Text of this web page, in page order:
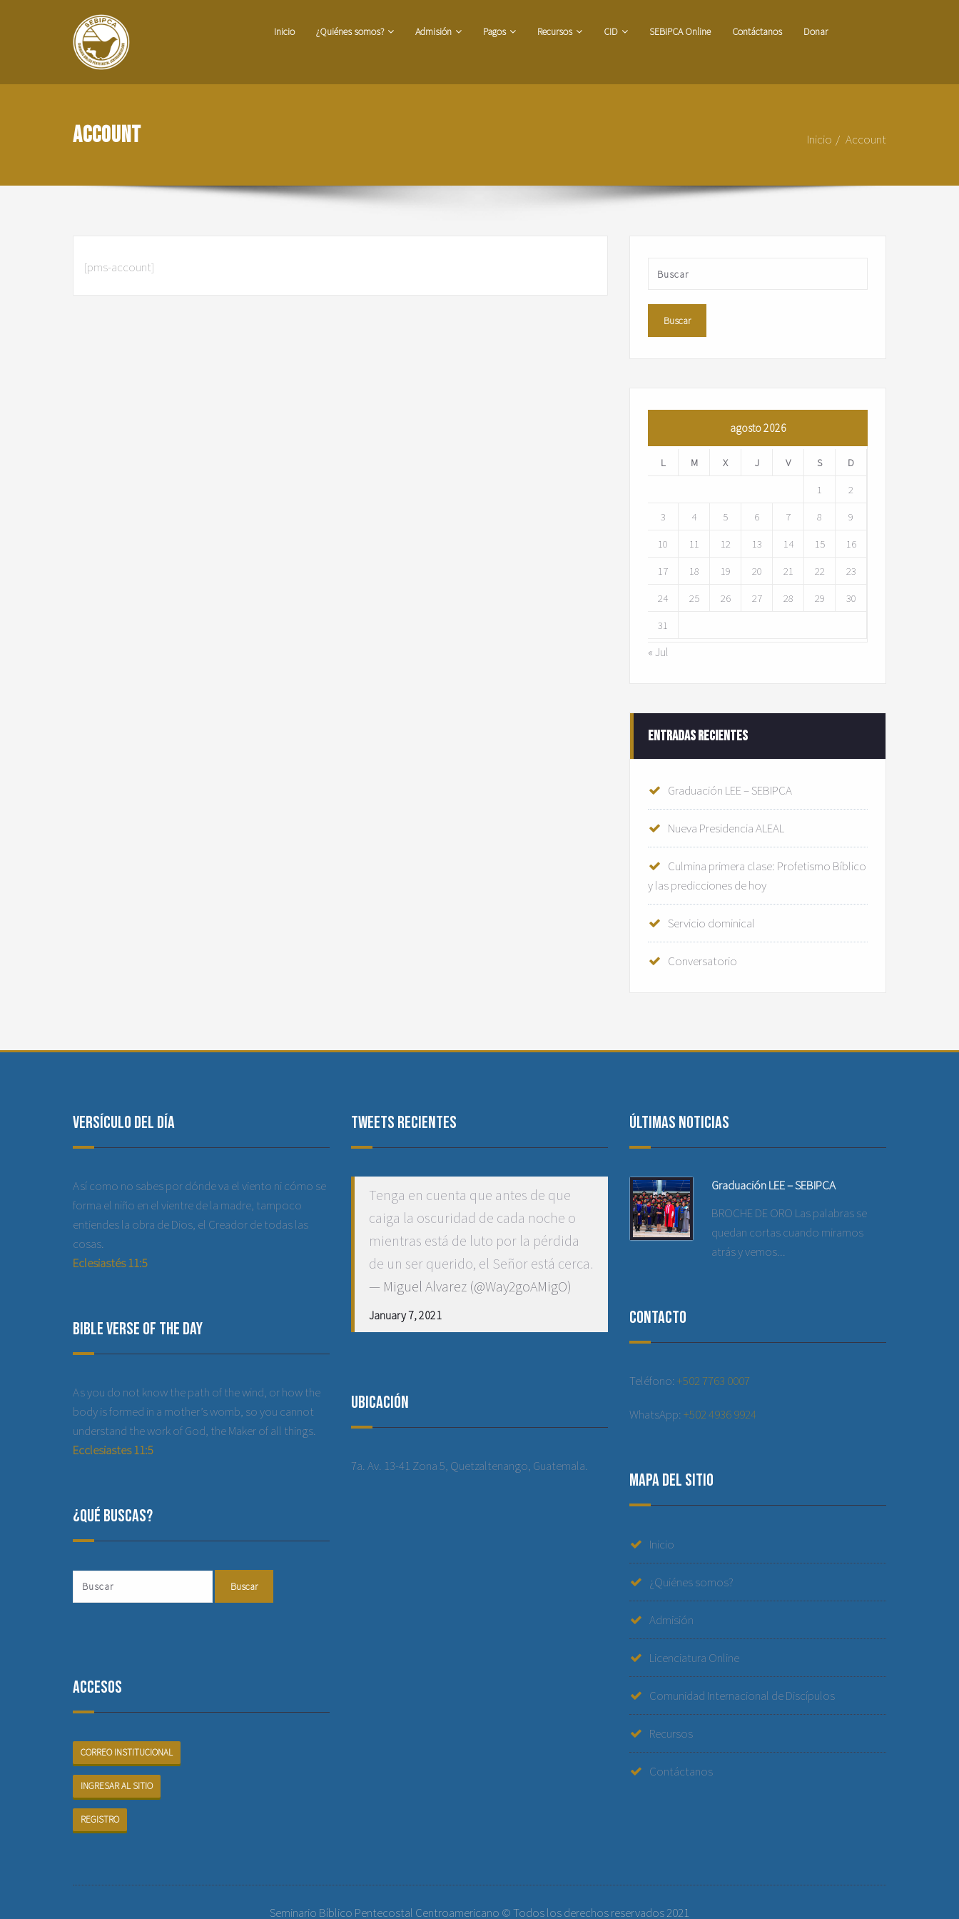
Inicio ¿Quiénes somos? Admisión Pagos Recursos CID SEBIPCA Online Contáctanos Donar
Account Inicio Account
[pms-account]
agosto 2026
L M X J V S
D
1
2
3
4 5 6 7 8
9
10
11 12 13 14 15
16
17
18 19 20 21 22
23
24
25 26 27 28 29
30
31
« Jul
Entradas recientes
Graduación LEE – SEBIPCA
Nueva Presidencia ALEAL
Culmina primera clase: Profetismo Bíblico
y las predicciones de hoy
Servicio dominical
Conversatorio
Versículo del día
Así como no sabes por dónde va el viento ni cómo se
forma el niño en el vientre de la madre, tampoco
entiendes la obra de Dios, el Creador de todas las
cosas.
Eclesiastés 11:5
Bible Verse of the Day
As you do not know the path of the wind, or how the
body is formed in a mother’s womb, so you cannot
understand the work of God, the Maker of all things.
Ecclesiastes 11:5
¿Qué buscas?
Accesos
CORREO INSTITUCIONAL
INGRESAR AL SITIO
REGISTRO
Tweets recientes
Tenga en cuenta que antes de que
caiga la oscuridad de cada noche o
mientras está de luto por la pérdida
de un ser querido, el Señor está cerca.
— Miguel Alvarez (@Way2goAMigO)
January 7, 2021
Ubicación
7a. Av. 13-41 Zona 5, Quetzaltenango, Guatemala.
Últimas noticias
Graduación LEE – SEBIPCA
BROCHE DE ORO Las palabras se
quedan cortas cuando miramos
atrás y vemos...
Contacto
Teléfono:+502 7763 0007
WhatsApp:+502 4936 9924
Mapa del sitio
Inicio
¿Quiénes somos?
Admisión
Licenciatura Online
Comunidad Internacional de Discípulos
Recursos
Contáctanos
Seminario Bíblico Pentecostal Centroamericano © Todos los derechos reservados 2021